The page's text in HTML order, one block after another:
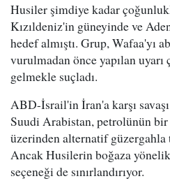
Husiler şimdiye kadar
Kızıldeniz'in güneyinde ve
hedef almıştı. Grup, Wafaa'yı
vurulmadan önce yapılan uyarı
gelmekle suçladı.
ABD-İsrail'in İran'a karşı
Suudi Arabistan, petrolünün
üzerinden alternatif güzergahla
Ancak Husilerin boğaza
seçeneği de sınırlandırıyor.